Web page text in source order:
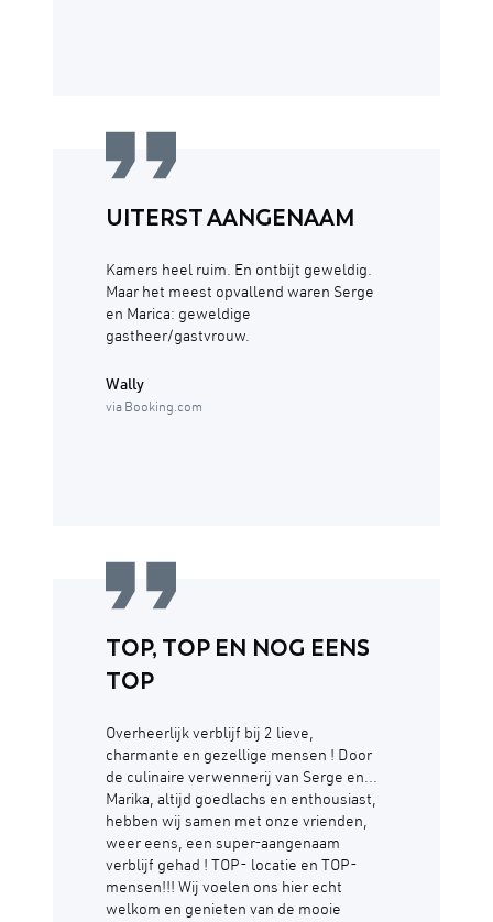
UITERST AANGENAAM
Kamers heel ruim. En ontbijt geweldig.
Maar het meest opvallend waren Serge
en Marica: geweldige
gastheer/gastvrouw.
Wally
via Booking.com
TOP, TOP EN NOG EENS
TOP
Overheerlijk verblijf bij 2 lieve,
charmante en gezellige mensen ! Door
de culinaire verwennerij van Serge en...
Marika, altijd goedlachs en enthousiast,
hebben wij samen met onze vrienden,
weer eens, een super-aangenaam
verblijf gehad ! TOP- locatie en TOP-
mensen!!! Wij voelen ons hier echt
welkom en genieten van de mooie